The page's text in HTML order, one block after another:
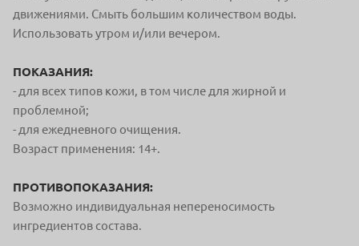
движениями. Смыть большим количеством воды.
Использовать утром и/или вечером.
ПОКАЗАНИЯ:
- для всех типов кожи, в том числе для жирной и
проблемной;
- для ежедневного очищения.
Возраст применения: 14+.
ПРОТИВОПОКАЗАНИЯ:
Возможно индивидуальная непереносимость
ингредиентов состава.